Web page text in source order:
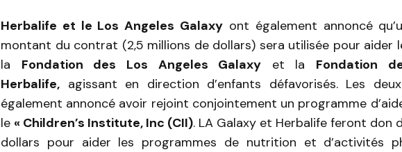
Herbalife et le Los Angeles Galaxy ont également annoncé
montant du contrat (2,5 millions de dollars) sera utilisée pour aider
la Fondation des Los Angeles Galaxy et la Fondation
Herbalife, agissant en direction d’enfants défavorisés. Les
également annoncé avoir rejoint conjointement un programme
le « Children’s Institute, Inc (CII). LA Galaxy et Herbalife feront don
dollars pour aider les programmes de nutrition et d’activités